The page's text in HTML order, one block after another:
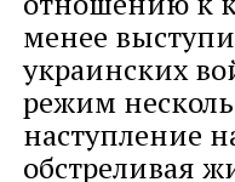
менее
украинских
режим
наступление
обстреливая